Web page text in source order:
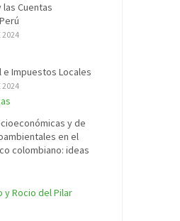
las Cuentas
2024
e Impuestos Locales
2024
y de
en el
colombiano: ideas
y Rocio del Pilar